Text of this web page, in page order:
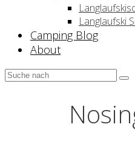
Langlaufski
Camping Blog
About